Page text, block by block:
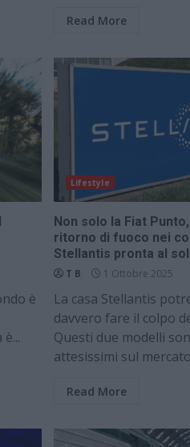
Read More
è
Lifestyle
Non solo la Fiat
ritorno di fuoco nei
Stellantis pronta al
T B 1 Ottobre 2025
La casa Stellantis
davvero fare il colpo
Questi due modelli
attesissimi sul
Read More